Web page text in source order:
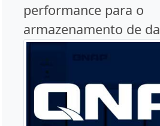
performance para o
armazenamento de da